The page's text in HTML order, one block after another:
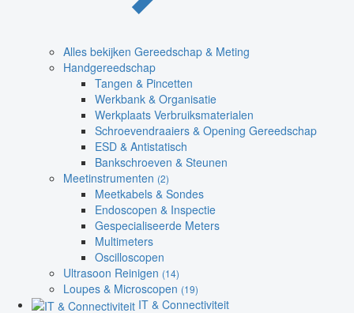
Alles bekijken Gereedschap & Meting
Handgereedschap
Tangen & Pincetten
Werkbank & Organisatie
Werkplaats Verbruiksmaterialen
Schroevendraaiers & Opening Gereedschap
ESD & Antistatisch
Bankschroeven & Steunen
Meetinstrumenten (2)
Meetkabels & Sondes
Endoscopen & Inspectie
Gespecialiseerde Meters
Multimeters
Oscilloscopen
Ultrasoon Reinigen (14)
Loupes & Microscopen (19)
IT & Connectiviteit